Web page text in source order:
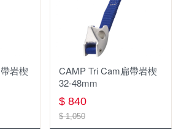
斯爐)
斯爐)
能鍋爐
火器
岩楔
CAMP Tri Cam扁帶岩楔
32-48mm
$ 840
$ 1,050